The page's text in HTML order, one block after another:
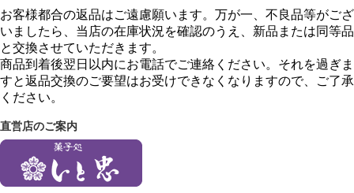
お客様都合の返品はご遠慮願います。万が一、不良品等がござ
いましたら、当店の在庫状況を確認のうえ、新品または同等品
と交換させていただきます。
商品到着後翌日以内にお電話でご連絡ください。それを過ぎま
すと返品交換のご要望はお受けできなくなりますので、ご了承
ください。
直営店のご案内